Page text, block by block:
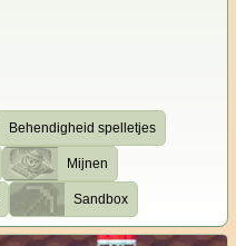
Behendigheid spelletjes
Mijnen
Sandbox